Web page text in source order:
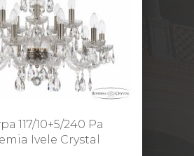
117/10+5/240 Pa
Ivele Crystal
Стеклянный рожок
арматуры: Патина/
Кол-во ламп: 15
Диаметр: 70 см